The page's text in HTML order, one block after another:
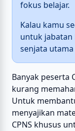
fokus belajar.
Kalau kamu
untuk jabatan
senjata
Banyak peserta
kurang
Untuk
menyajikan
CPNS khusus